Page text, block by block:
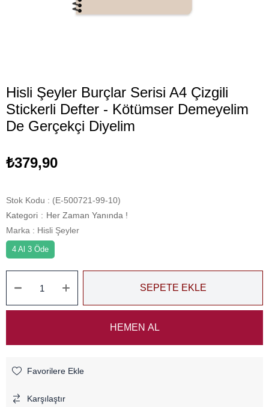
Hisli Şeyler Burçlar Serisi A4 Çizgili
Stickerli Defter - Kötümser Demeyelim
De Gerçekçi Diyelim
₺379,90
Stok Kodu
(E-500721-99-10)
Kategori : Her Zaman Yanında !
Marka : Hisli Şeyler
4 Al 3 Öde
Favorilere Ekle
Karşılaştır